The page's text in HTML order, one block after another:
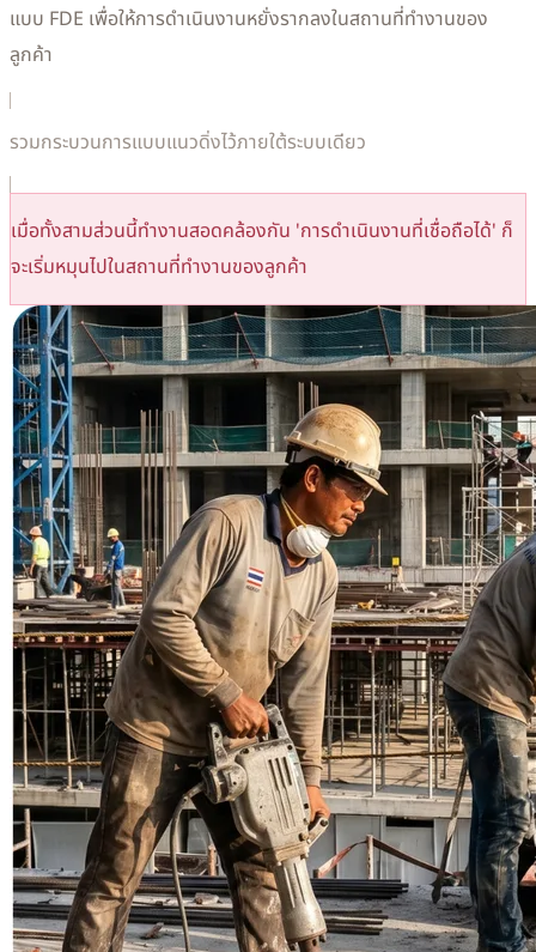
แบบ FDE เพื่อให้การดำเนินงานหยั่งรากลงในสถานที่ทำงานของ
ลูกค้า
รวมกระบวนการแบบแนวดิ่งไว้ภายใต้ระบบเดียว
เมื่อทั้งสามส่วนนี้ทำงานสอดคล้องกัน 'การดำเนินงานที่เชื่อถือได้' ก็
จะเริ่มหมุนไปในสถานที่ทำงานของลูกค้า